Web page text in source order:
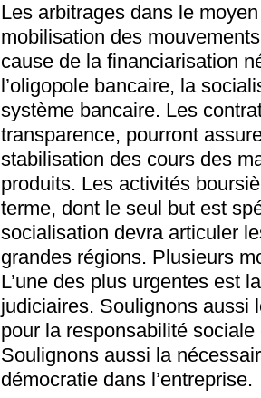
Les arbitrages dans le
mobilisation des
cause de la financiarisation
l’oligopole bancaire, la
système bancaire. Les
transparence, pourront
stabilisation des cours des
produits. Les activités
terme, dont le seul but est
socialisation devra articuler
grandes régions. Plusieurs
L’une des plus urgentes est
judiciaires. Soulignons aussi
pour la responsabilité
Soulignons aussi la
démocratie dans l’entreprise.